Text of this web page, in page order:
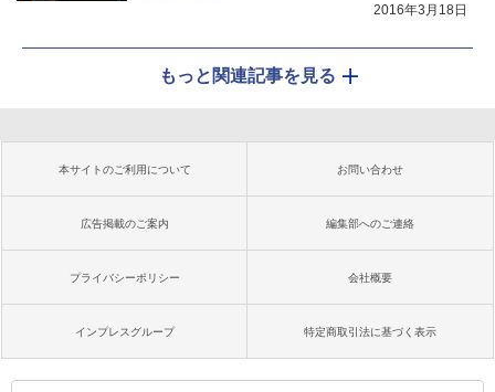
2016年3月18日
もっと関連記事を見る
本サイトのご利用について お問い合わせ
広告掲載のご案内 編集部へのご連絡
プライバシーポリシー 会社概要
インプレスグループ 特定商取引法に基づく表示